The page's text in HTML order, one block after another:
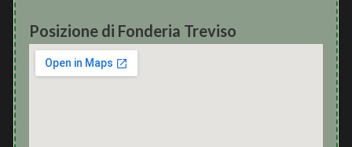
Posizione di Fonderia Treviso